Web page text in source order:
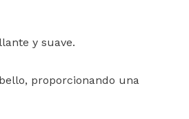
y suave.
proporcionando una